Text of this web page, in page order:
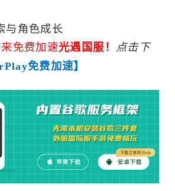
艺术
与角色成长
免费加速光遇国服！
点击下
免费加速】